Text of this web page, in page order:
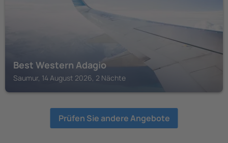
Best Western Adagio
Saumur, 14 August 2026, 2 Nächte
Prüfen Sie andere Angebote